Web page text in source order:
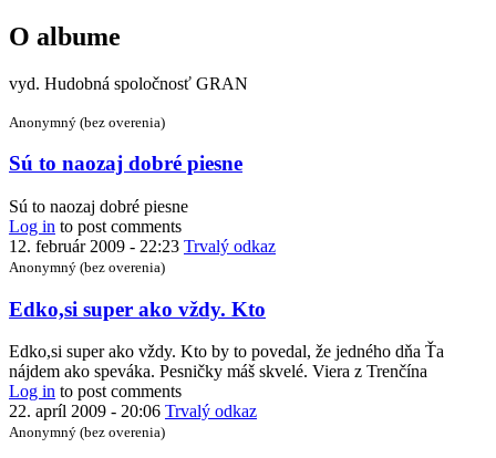
O albume
vyd. Hudobná spoločnosť GRAN
Anonymný (bez overenia)
Sú to naozaj dobré piesne
Sú to naozaj dobré piesne
Log in to post comments
12. február 2009 - 22:23 Trvalý odkaz
Anonymný (bez overenia)
Edko,si super ako vždy. Kto
Edko,si super ako vždy. Kto by to povedal, že jedného dňa Ťa
nájdem ako speváka. Pesničky máš skvelé. Viera z Trenčína
Log in to post comments
22. apríl 2009 - 20:06 Trvalý odkaz
Anonymný (bez overenia)